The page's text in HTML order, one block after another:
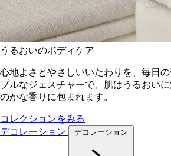
うるおいのボディケア
心地よさとやさしいいたわりを、毎日
プルなジェスチャーで、肌はうるおい
のかな香りに包まれます。
コレクションをみる
デコレーション
デコレーション